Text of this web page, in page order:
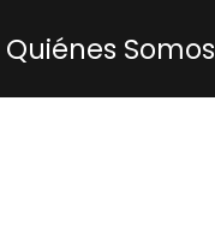
Quiénes Somos